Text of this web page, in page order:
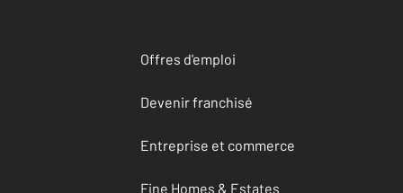
Offres d'emploi
Devenir franchisé
Entreprise et commerce
Fine Homes & Estates